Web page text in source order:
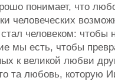
понимает, что
человеческих
человеком: чтобы
мы есть, чтобы
к великой любви
та любовь, которую